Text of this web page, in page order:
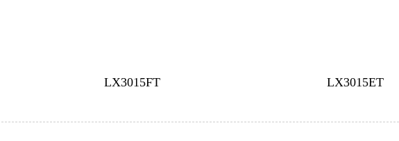
LX3015FT LX3015ET